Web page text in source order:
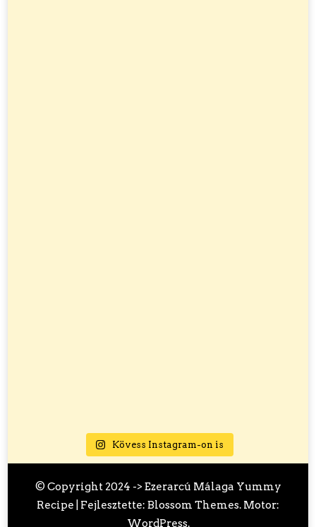
Kövess Instagram-on is
© Copyright 2024 -> Ezerarcú Málaga Yummy
Recipe | Fejlesztette: Blossom Themes. Motor:
WordPress.